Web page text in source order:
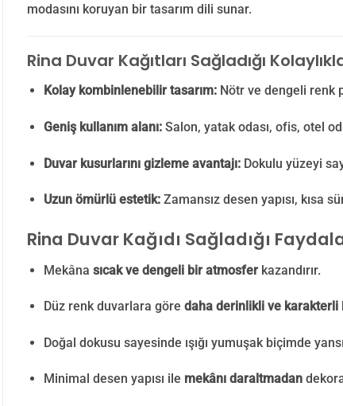
modasını koruyan bir tasarım dili sunar.
Rina Duvar Kağıtları Sağladığı
Kolay kombinlenebilir tasarım:Nötr ve dengeli renk
Geniş kullanım alanı:Salon, yatak odası, ofis, otel
Duvar kusurlarını gizleme avantajı:Dokulu yüzeyi
Uzun ömürlü estetik:Zamansız desen yapısı, kısa
Rina Duvar Kağıdı Sağladığı
Mekâna sıcak ve dengeli bir atmosferkazandırır.
Düz renk duvarlara göre daha derinlikli ve karakterli
Doğal dokusu sayesinde ışığı yumuşak biçimde
Minimal desen yapısı ile mekânı daraltmadan